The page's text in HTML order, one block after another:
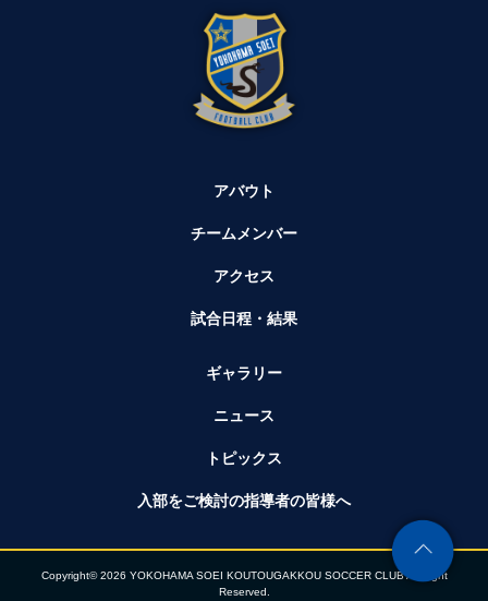
アバウト
チームメンバー
アクセス
試合日程・結果
ギャラリー
ニュース
トピックス
入部をご検討の指導者の皆様へ
Copyright© 2026 YOKOHAMA SOEI KOUTOUGAKKOU SOCCER CLUB All Right
Reserved.